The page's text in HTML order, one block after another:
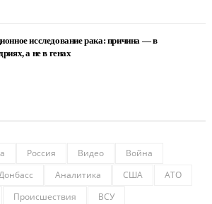
исследование рака: причина — в
а не в генах
Россия Видео
Война
Аналитика США
АТО
Происшествия
ВСУ